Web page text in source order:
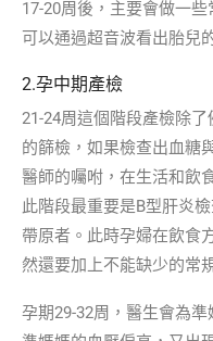
17-20周後，主要會做一
可以通過超音波看出胎兒
2.孕中期產檢
21-24周這個階段產檢除
的篩檢，如果檢查出血糖
醫師的囑咐，在生活和飲
此階段最重要是B型肝炎
帶原者。此時孕婦在飲食
然還要加上不能缺少的常
孕期29-32周，醫生會為